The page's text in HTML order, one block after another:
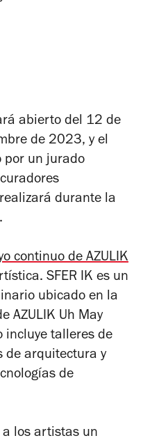
abierto del 12 de
de 2023, y el
por un jurado
durante la
continuo de AZULIK
SFER IK es un
ubicado en la
AZULIK Uh May
incluye talleres de
de arquitectura y
de
los artistas un